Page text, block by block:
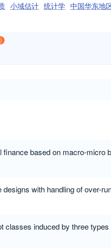
小域估计 统计学 中国华东地
based on macro-micro
with handling of over-
induced by three